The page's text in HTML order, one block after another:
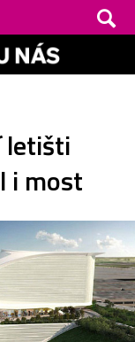
letišti
i most